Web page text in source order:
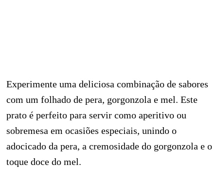
Experimente uma deliciosa combinação de sabores
com um folhado de pera, gorgonzola e mel. Este
prato é perfeito para servir como aperitivo ou
sobremesa em ocasiões especiais, unindo o
adocicado da pera, a cremosidade do gorgonzola e o
toque doce do mel.